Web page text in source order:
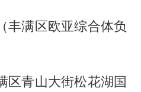
丰满区欧亚综合体负
区青山大街松花湖国